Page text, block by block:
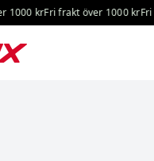
1000 krFri frakt över 1000 krFri